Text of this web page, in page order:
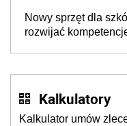
Nowy sprzęt dla
rozwijać
Kalkulatory
Kalkulator umów